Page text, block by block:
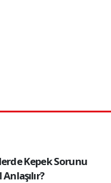
Kepek Sorunu
Anlaşılır?